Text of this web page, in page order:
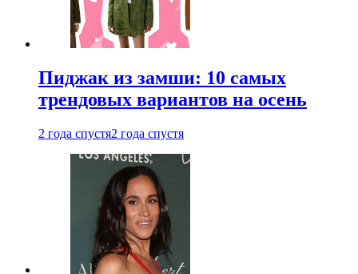
Пиджак из замши: 10 самых
трендовых вариантов на осень
2 года спустя2 года спустя